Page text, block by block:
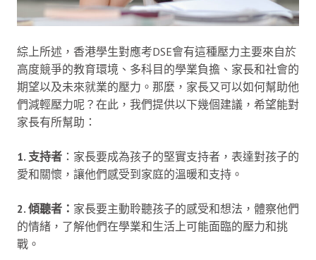
綜上所述，香港學生對應考DSE會有這種壓力主要來自於
高度競爭的教育環境、多科目的學業負擔、家長和社會的
期望以及未來就業的壓力。那麼，家長又可以如何幫助他
們減輕壓力呢？在此，我們提供以下幾個建議，希望能對
家長有所幫助：
1. 支持者 ：家長要成為孩子的堅實支持者，表達對孩子的
愛和關懷，讓他們感受到家庭的溫暖和支持。
2. 傾聽者： 家長要主動聆聽孩子的感受和想法，體察他們
的情緒，了解他們在學業和生活上可能面臨的壓力和挑
戰。